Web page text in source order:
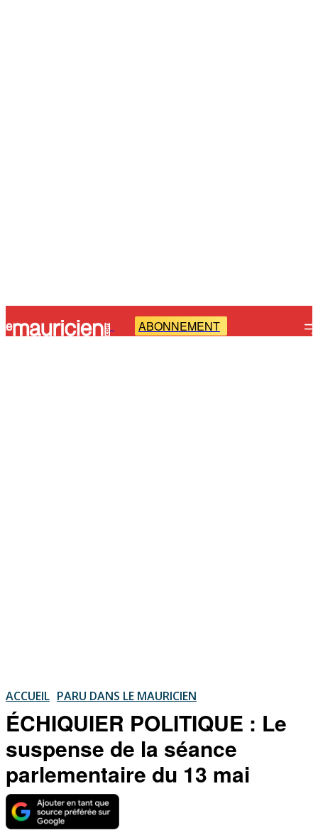
- ABONNEMENT
ACCUEIL PARU DANS LE MAURICIEN
ÉCHIQUIER POLITIQUE : Le
suspense de la séance
parlementaire du 13 mai